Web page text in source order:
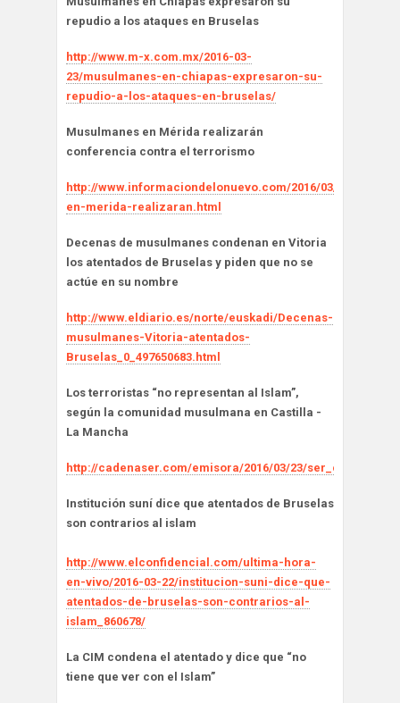
repudio a los ataques en Bruselas
http://www.m-x.com.mx/2016-03-
23/musulmanes-en-chiapas-expresaron-su-
repudio-a-los-ataques-en-bruselas/
Musulmanes en Mérida realizarán
conferencia contra el terrorismo
http://www.informaciondelonuevo.com/2016/03/
en-merida-realizaran.html
Decenas de musulmanes condenan en Vitoria
los atentados de Bruselas y piden que no se
actúe en su nombre
http://www.eldiario.es/norte/euskadi/Decenas-
musulmanes-Vitoria-atentados-
Bruselas_0_497650683.html
Los terroristas “no representan al Islam”,
según la comunidad musulmana en Castilla -
La Mancha
http://cadenaser.com/emisora/2016/03/23/ser_cuenca/
Institución suní dice que atentados de Bruselas
son contrarios al islam
http://www.elconfidencial.com/ultima-hora-
en-vivo/2016-03-22/institucion-suni-dice-que-
atentados-de-bruselas-son-contrarios-al-
islam_860678/
La CIM condena el atentado y dice que “no
tiene que ver con el Islam”